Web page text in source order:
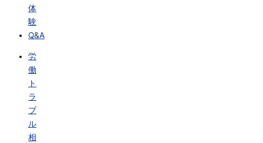
体
験
Q&A
労
働
ト
ラ
ブ
ル
相